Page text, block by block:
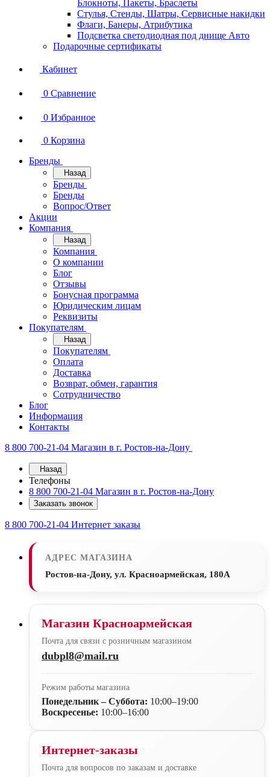
Блокноты, Пакеты, Браслеты
Стулья, Стенды, Шатры, Сервисные накидки
Флаги, Банеры, Атрибутика
Подсветка светодиодная под днище Авто
Подарочные сертификаты
Кабинет
0 Сравнение
0 Избранное
0 Корзина
Бренды
Назад
Бренды
Бренды
Вопрос/Ответ
Акции
Компания
Назад
Компания
О компании
Блог
Отзывы
Бонусная программа
Юридическим лицам
Реквизиты
Покупателям
Назад
Покупателям
Оплата
Доставка
Возврат, обмен, гарантия
Сотрудничество
Блог
Информация
Контакты
8 800 700-21-04 Магазин в г. Ростов-на-Дону
Назад
Телефоны
8 800 700-21-04 Магазин в г. Ростов-на-Дону
Заказать звонок
8 800 700-21-04 Интернет заказы
АДРЕС МАГАЗИНА
Ростов-на-Дону, ул. Красноармейская, 180А
Магазин Красноармейская
Почта для связи с розничным магазином
dubpl8@mail.ru
Режим работы магазина
Понедельник – Суббота: 10:00–19:00
Воскресенье: 10:00–16:00
Интернет-заказы
Почта для вопросов по заказам и доставке